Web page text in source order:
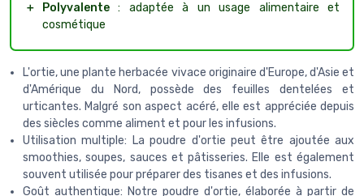
＋
Polyvalente : adaptée à un usage alimentaire et
cosmétique
L'ortie, une plante herbacée vivace originaire d'Europe, d'Asie et
d'Amérique du Nord, possède des feuilles dentelées et
urticantes. Malgré son aspect acéré, elle est appréciée depuis
des siècles comme aliment et pour les infusions.
Utilisation multiple: La poudre d'ortie peut être ajoutée aux
smoothies, soupes, sauces et pâtisseries. Elle est également
souvent utilisée pour préparer des tisanes et des infusions.
Goût authentique: Notre poudre d'ortie, élaborée à partir de